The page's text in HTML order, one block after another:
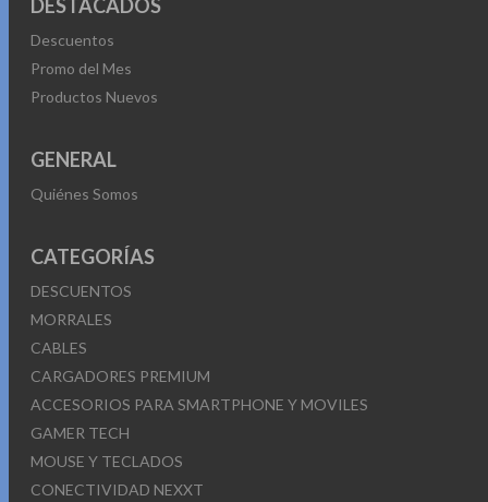
DESTACADOS
Descuentos
Promo del Mes
Productos Nuevos
GENERAL
Quiénes Somos
CATEGORÍAS
DESCUENTOS
MORRALES
CABLES
CARGADORES PREMIUM
ACCESORIOS PARA SMARTPHONE Y MOVILES
GAMER TECH
MOUSE Y TECLADOS
CONECTIVIDAD NEXXT